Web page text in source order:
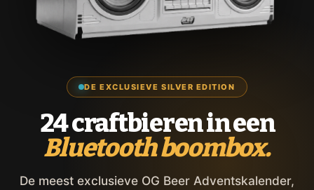
DE EXCLUSIEVE SILVER EDITION
24 craftbieren in een
Bluetooth boombox.
De meest exclusieve OG Beer Adventskalender,